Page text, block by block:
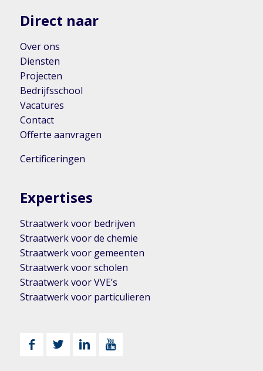
Direct naar
Over ons
Diensten
Projecten
Bedrijfsschool
Vacatures
Contact
Offerte aanvragen
Certificeringen
Expertises
Straatwerk voor bedrijven
Straatwerk voor de chemie
Straatwerk voor gemeenten
Straatwerk voor scholen
Straatwerk voor VVE’s
Straatwerk voor particulieren